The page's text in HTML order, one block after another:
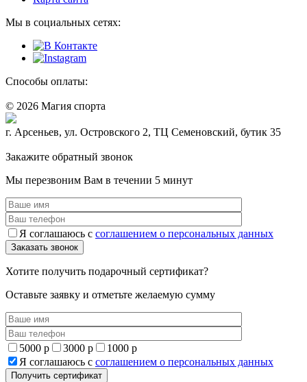
Мы в социальных сетях:
Способы оплаты:
© 2026 Магия спорта
г. Арсеньев, ул. Островского 2, ТЦ Семеновский, бутик 35
Закажите обратный звонок
Мы перезвоним Вам в течении 5 минут
Я соглашаюсь с соглашением о персональных данных
Хотите получить подарочный сертификат?
Оставьте заявку и отметьте желаемую сумму
5000 р 3000 р
1000 р
Я соглашаюсь с соглашением о персональных данных